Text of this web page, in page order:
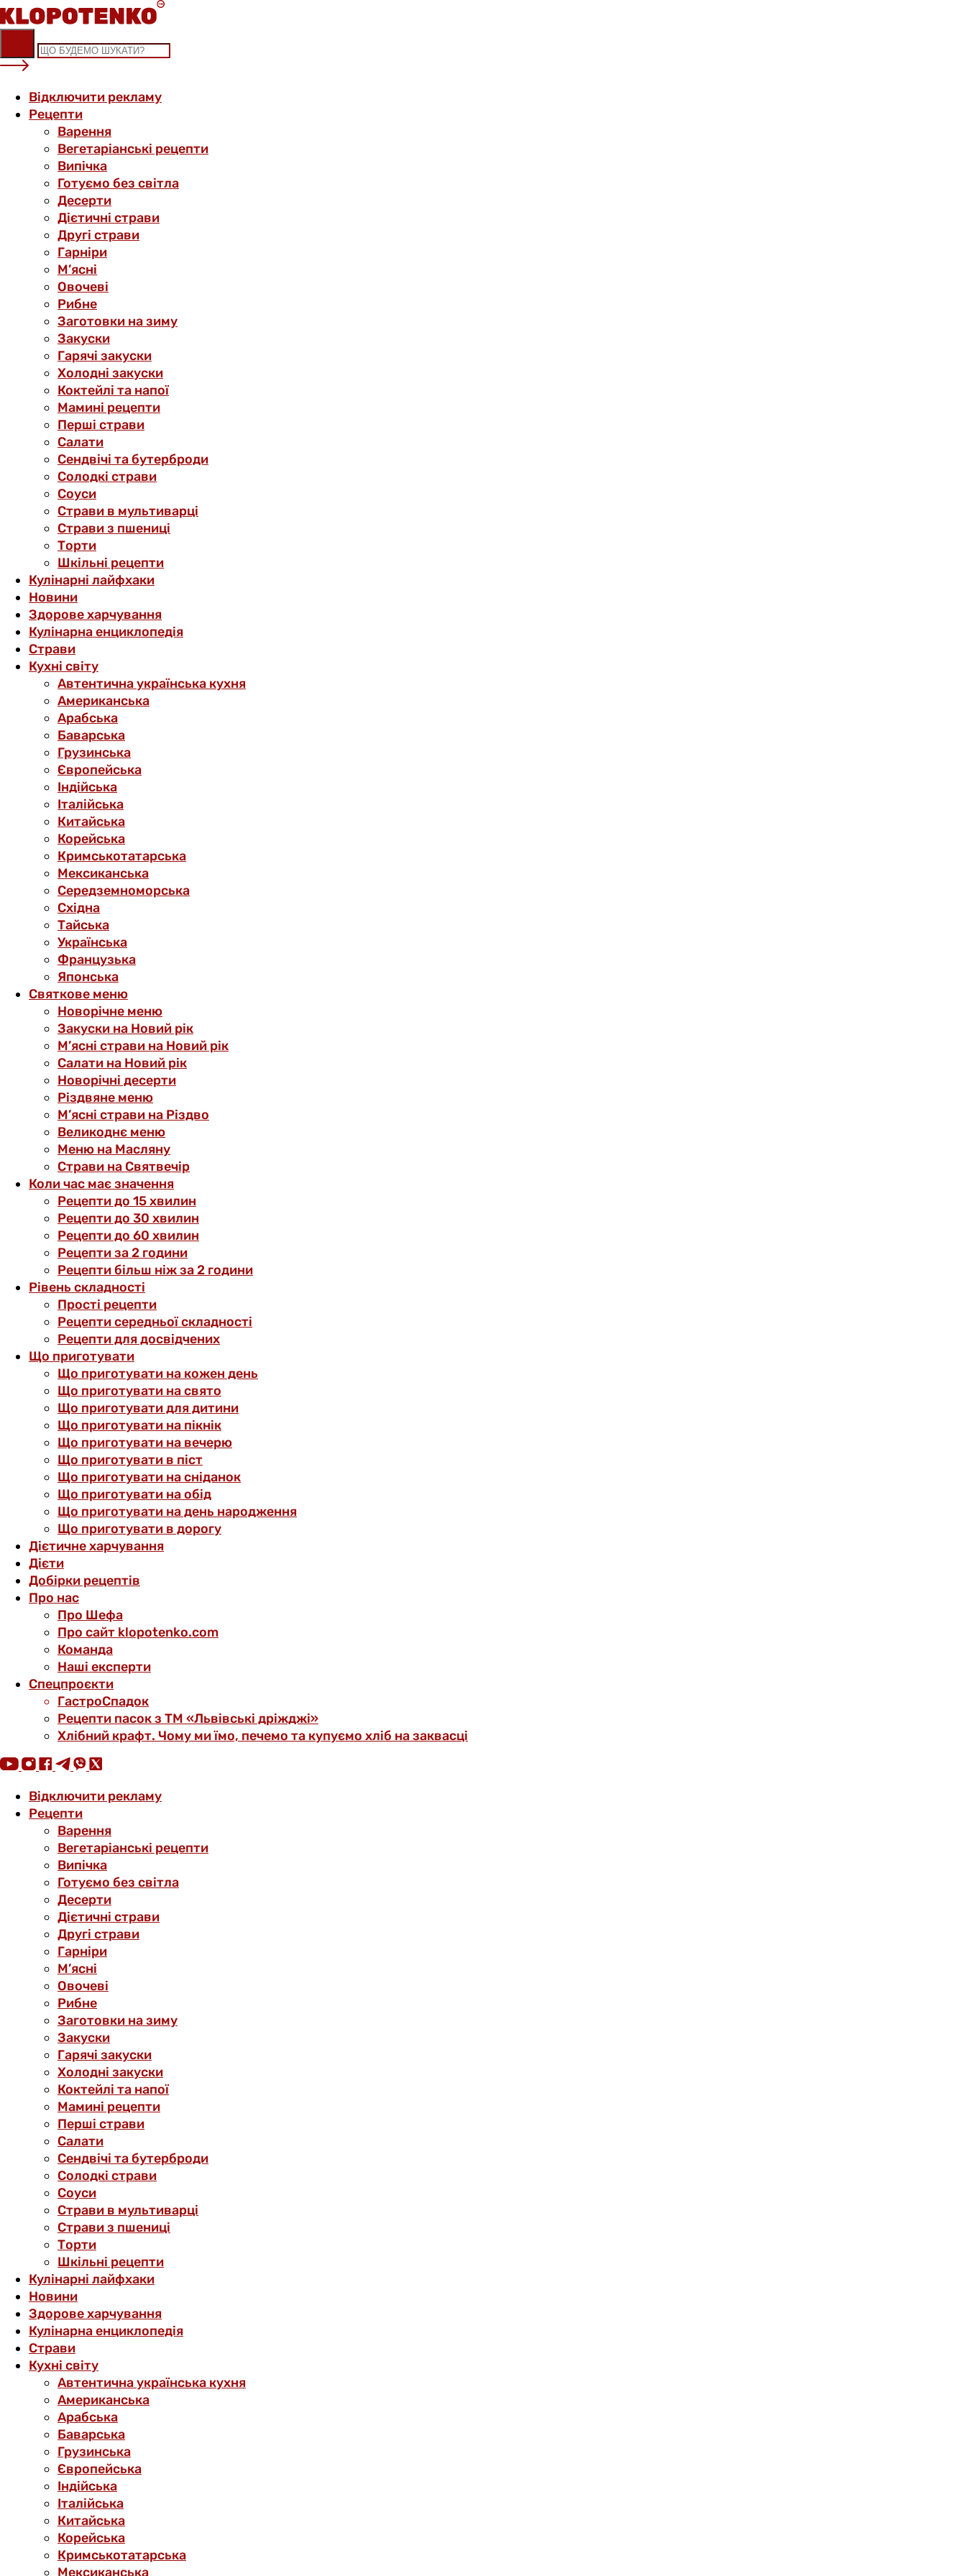
Skip
to
content
Відключити рекламу
Рецепти
Варення
Вегетаріанські рецепти
Випічка
Готуємо без світла
Десерти
Дієтичні страви
Другі страви
Гарніри
М’ясні
Овочеві
Рибне
Заготовки на зиму
Закуски
Гарячі закуски
Холодні закуски
Коктейлі та напої
Мамині рецепти
Перші страви
Салати
Сендвічі та бутерброди
Солодкі страви
Соуси
Страви в мультиварці
Страви з пшениці
Торти
Шкільні рецепти
Кулінарні лайфхаки
Новини
Здорове харчування
Кулінарна енциклопедія
Страви
Кухні світу
Автентична українська кухня
Американська
Арабська
Баварська
Грузинська
Європейська
Індійська
Італійська
Китайська
Корейська
Кримськотатарська
Мексиканська
Середземноморська
Східна
Тайська
Українська
Французька
Японська
Святкове меню
Новорічне меню
Закуски на Новий рік
М’ясні страви на Новий рік
Салати на Новий рік
Новорічні десерти
Різдвяне меню
М’ясні страви на Різдво
Великоднє меню
Меню на Масляну
Страви на Святвечір
Коли час має значення
Рецепти до 15 хвилин
Рецепти до 30 хвилин
Рецепти до 60 хвилин
Рецепти за 2 години
Рецепти більш ніж за 2 години
Рівень складності
Прості рецепти
Рецепти середньої складності
Рецепти для досвідчених
Що приготувати
Що приготувати на кожен день
Що приготувати на свято
Що приготувати для дитини
Що приготувати на пікнік
Що приготувати на вечерю
Що приготувати в піст
Що приготувати на сніданок
Що приготувати на обід
Що приготувати на день народження
Що приготувати в дорогу
Дієтичне харчування
Дієти
Добірки рецептів
Про нас
Про Шефа
Про сайт klopotenko.com
Команда
Наші експерти
Спецпроєкти
ГастроСпадок
Рецепти пасок з ТМ «Львівські дріжджі»
Хлібний крафт. Чому ми їмо, печемо та купуємо хліб на заквасці
Відключити рекламу
Рецепти
Варення
Вегетаріанські рецепти
Випічка
Готуємо без світла
Десерти
Дієтичні страви
Другі страви
Гарніри
М’ясні
Овочеві
Рибне
Заготовки на зиму
Закуски
Гарячі закуски
Холодні закуски
Коктейлі та напої
Мамині рецепти
Перші страви
Салати
Сендвічі та бутерброди
Солодкі страви
Соуси
Страви в мультиварці
Страви з пшениці
Торти
Шкільні рецепти
Кулінарні лайфхаки
Новини
Здорове харчування
Кулінарна енциклопедія
Страви
Кухні світу
Автентична українська кухня
Американська
Арабська
Баварська
Грузинська
Європейська
Індійська
Італійська
Китайська
Корейська
Кримськотатарська
Мексиканська